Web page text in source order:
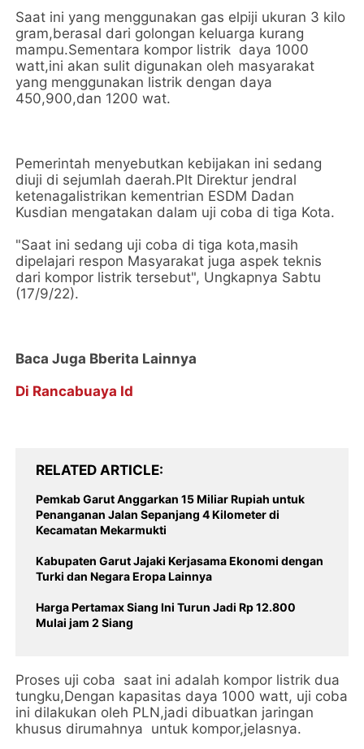
Saat ini yang menggunakan gas elpiji ukuran 3 kilo
gram,berasal dari golongan keluarga kurang
mampu.Sementara kompor listrik daya 1000
watt,ini akan sulit digunakan oleh masyarakat
yang menggunakan listrik dengan daya
450,900,dan 1200 wat.
Pemerintah menyebutkan kebijakan ini sedang
diuji di sejumlah daerah.Plt Direktur jendral
ketenagalistrikan kementrian ESDM Dadan
Kusdian mengatakan dalam uji coba di tiga Kota.
"Saat ini sedang uji coba di tiga kota,masih
dipelajari respon Masyarakat juga aspek teknis
dari kompor listrik tersebut", Ungkapnya Sabtu
(17/9/22).
Baca Juga Bberita Lainnya
Di Rancabuaya Id
RELATED ARTICLE
Pemkab Garut Anggarkan 15 Miliar Rupiah untuk
Penanganan Jalan Sepanjang 4 Kilometer di
Kecamatan Mekarmukti
Kabupaten Garut Jajaki Kerjasama Ekonomi dengan
Turki dan Negara Eropa Lainnya
Harga Pertamax Siang Ini Turun Jadi Rp 12.800
Mulai jam 2 Siang
Proses uji coba saat ini adalah kompor listrik dua
tungku,Dengan kapasitas daya 1000 watt, uji coba
ini dilakukan oleh PLN,jadi dibuatkan jaringan
khusus dirumahnya untuk kompor,jelasnya.